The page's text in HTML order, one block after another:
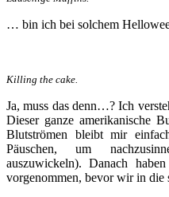
… bin ich bei solchem
Killing the cake.
Ja, muss das denn…? Ich
Dieser ganze amerikanische
Blutströmen bleibt mir
Päuschen, um
auszuwickeln). Danach
vorgenommen, bevor wir in die